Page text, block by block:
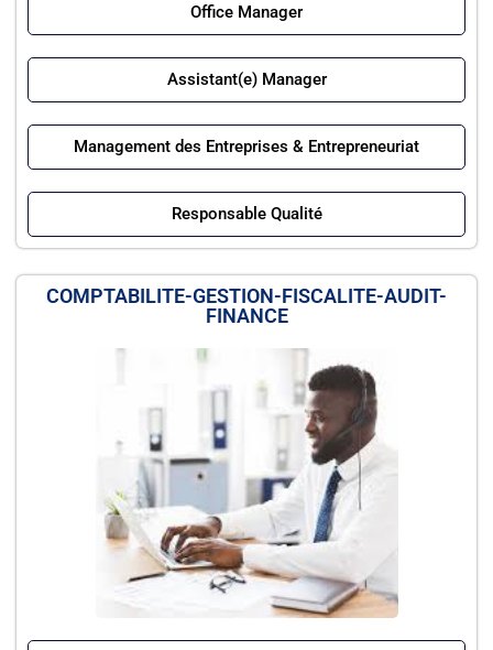
Office Manager
Assistant(e) Manager
Management des Entreprises & Entrepreneuriat
Responsable Qualité
COMPTABILITE-GESTION-FISCALITE-AUDIT-
FINANCE